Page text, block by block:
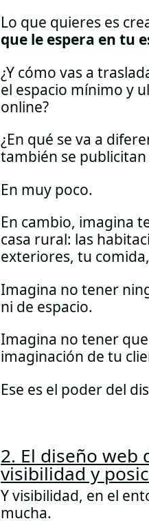
Lo que quieres es
que le espera en tu
¿Y cómo vas a
el espacio mínimo y
online?
¿En qué se va a
también se publicitan
En muy poco.
En cambio, imagina
casa rural: las
exteriores, tu
Imagina no tener
ni de espacio.
Imagina no tener
imaginación de tu
Ese es el poder del
2. El diseño web
visibilidad y
Y visibilidad, en el
mucha.